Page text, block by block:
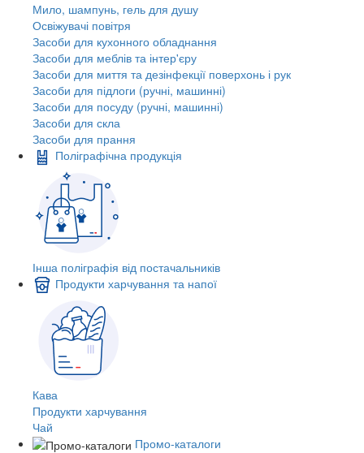
Мило, шампунь, гель для душу
Освіжувачі повітря
Засоби для кухонного обладнання
Засоби для меблів та інтер'єру
Засоби для миття та дезінфекції поверхонь і рук
Засоби для підлоги (ручні, машинні)
Засоби для посуду (ручні, машинні)
Засоби для скла
Засоби для прання
Поліграфічна продукція
Інша поліграфія від постачальників
Продукти харчування та напої
Кава
Продукти харчування
Чай
Промо-каталоги